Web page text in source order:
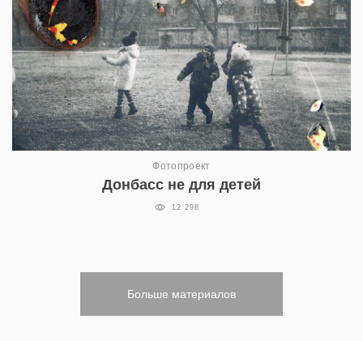
Фотопроект
Донбасс не для детей
12 298
Больше материалов